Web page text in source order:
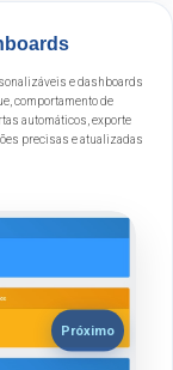
e dashboards
comportamento de
automáticos, exporte
precisas e atualizadas
Próximo